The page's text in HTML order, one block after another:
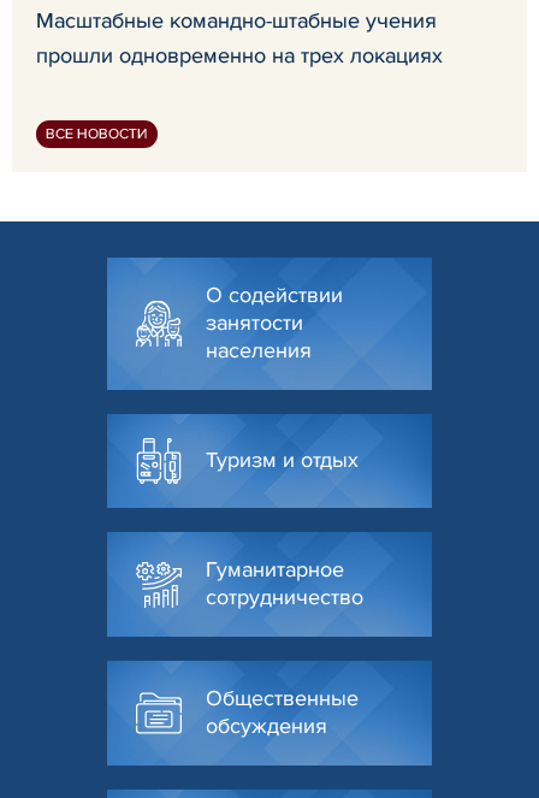
Масштабные командно-штабные учения
прошли одновременно на трех локациях
ВСЕ НОВОСТИ
О содействии
занятости
населения
Туризм и отдых
Гуманитарное
сотрудничество
Общественные
обсуждения